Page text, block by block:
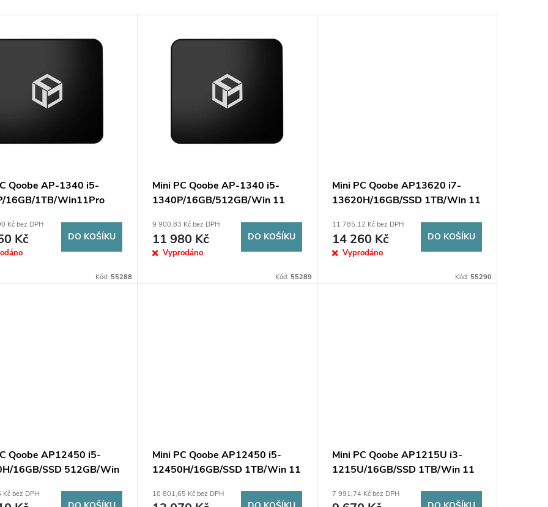
Qoobe AP-1340 i5-
16GB/1TB/Win11Pro
Kč bez DPH
Kč DO KOŠÍKU
Kód: 55288
Mini PC Qoobe AP-1340 i5-
1340P/16GB/512GB/Win 11
9 900,83 Kč bez DPH
11 980 Kč
Vyprodáno
DO KOŠÍKU
Kód: 55289
Mini PC Qoobe AP13620 i7-
13620H/16GB/SSD 1TB/Win 11
11 785,12 Kč bez DPH
14 260 Kč
Vyprodáno
DO KOŠÍKU
Kód: 55290
Qoobe AP12450 i5-
16GB/SSD 512GB/Win
bez DPH
Mini PC Qoobe AP12450 i5-
12450H/16GB/SSD 1TB/Win 11
10 801,65 Kč bez DPH
Mini PC Qoobe AP1215U i3-
1215U/16GB/SSD 1TB/Win 11
7 991,74 Kč bez DPH